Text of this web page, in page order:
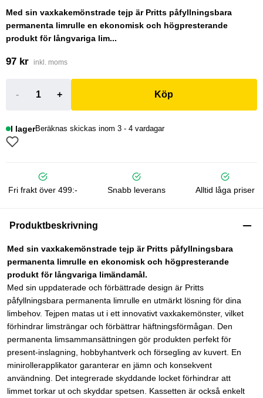
Med sin vaxkakemönstrade tejp är Pritts påfyllningsbara
permanenta limrulle en ekonomisk och högpresterande
produkt för långvariga lim...
97 kr inkl. moms
- + Köp
I lagerBeräknas skickas inom 3 - 4 vardagar
Fri frakt över 499:- Snabb leverans Alltid låga priser
Produktbeskrivning
Med sin vaxkakemönstrade tejp är Pritts påfyllningsbara
permanenta limrulle en ekonomisk och högpresterande
produkt för långvariga limändamål.
Med sin uppdaterade och förbättrade design är Pritts
påfyllningsbara permanenta limrulle en utmärkt lösning för dina
limbehov. Tejpen matas ut i ett innovativt vaxkakemönster, vilket
förhindrar limsträngar och förbättrar häftningsförmågan. Den
permanenta limsammansättningen gör produkten perfekt för
present-inslagning, hobbyhantverk och försegling av kuvert. En
minirollerapplikator garanterar en jämn och konsekvent
användning. Det integrerade skyddande locket förhindrar att
limmet torkar ut och skyddar spetsen. Kassetten är också enkelt